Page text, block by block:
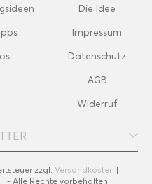
Die Idee
Impressum
Datenschutz
AGB
Widerruf
zzgl. Versandkosten |
- Alle Rechte vorbehalten